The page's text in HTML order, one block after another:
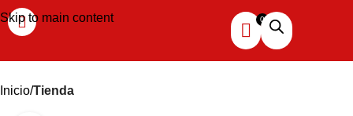
Skip to main content
Inicio Tienda